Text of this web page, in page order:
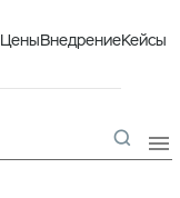
ЦеныВнедрениеКейсы
